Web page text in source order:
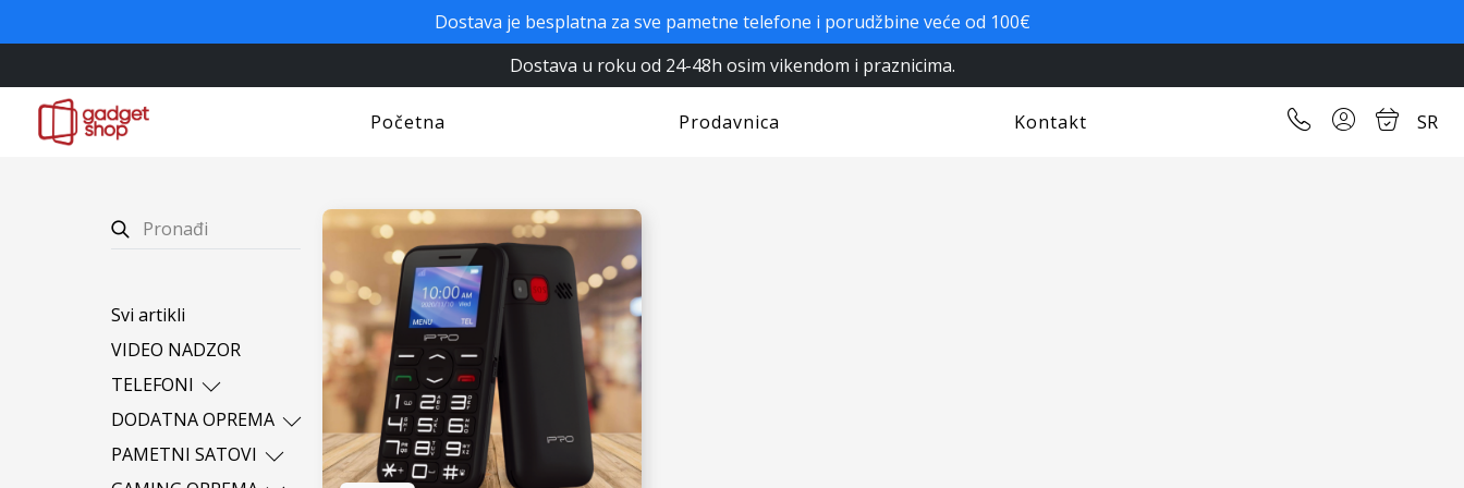
Dostava je besplatna za sve pametne telefone i porudžbine veće od 100€
Dostava u roku od 24-48h osim vikendom i praznicima.
Početna Prodavnica Kontakt SR
Svi artikli
VIDEO NADZOR
TELEFONI
Apple
iPro
Nokia
DODATNA OPREMA
Bluetooth slušalice
Power bank
PAMETNI SATOVI
Ostali brendovi